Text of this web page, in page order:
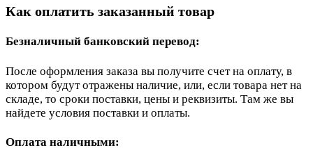
Как оплатить заказанный товар
Безналичный банковский перевод:
После оформления заказа вы получите счет на оплату, в
котором будут отражены наличие, или, если товара нет на
складе, то сроки поставки, цены и реквизиты. Там же вы
найдете условия поставки и оплаты.
Оплата наличными: